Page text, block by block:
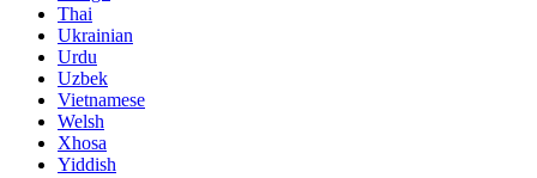
Thai
Ukrainian
Urdu
Uzbek
Vietnamese
Welsh
Xhosa
Yiddish